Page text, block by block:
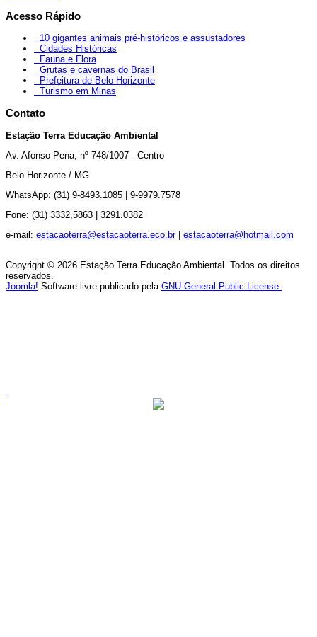
Acesso Rápido
10 gigantes animais pré-históricos e assustadores
Cidades Históricas
Fauna e Flora
Grutas e cavernas do Brasil
Prefeitura de Belo Horizonte
Turismo em Minas
Contato
Estação Terra Educação Ambiental
Av. Afonso Pena, nº 748/1007 - Centro
Belo Horizonte / MG
WhatsApp: (31) 9-8493.1085 | 9-9979.7578
Fone: (31) 3332,5863 | 3291.0382
e-mail: estacaoterra@estacaoterra.eco.br| estacaoterra@hotmail.com
Copyright © 2026 Estação Terra Educação Ambiental. Todos os direitos
reservados.
Joomla! Software livre publicado pela GNU General Public License.